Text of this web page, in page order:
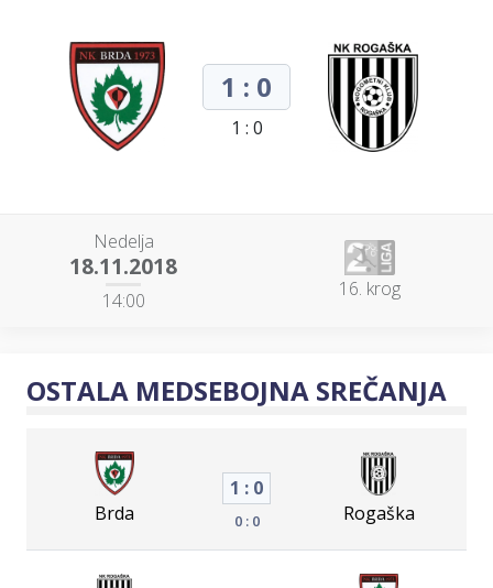
1 : 0
1 : 0
Nedelja
18.11.2018
14:00 16. krog
OSTALA MEDSEBOJNA SREČANJA
Brda
1 : 0
0 : 0 Rogaška